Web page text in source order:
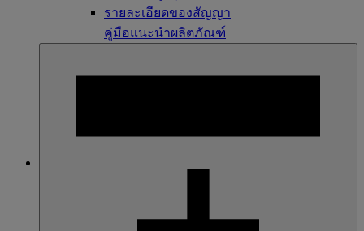
รายละเอียดของสัญญา
คู่มือแนะนำผลิตภัณฑ์